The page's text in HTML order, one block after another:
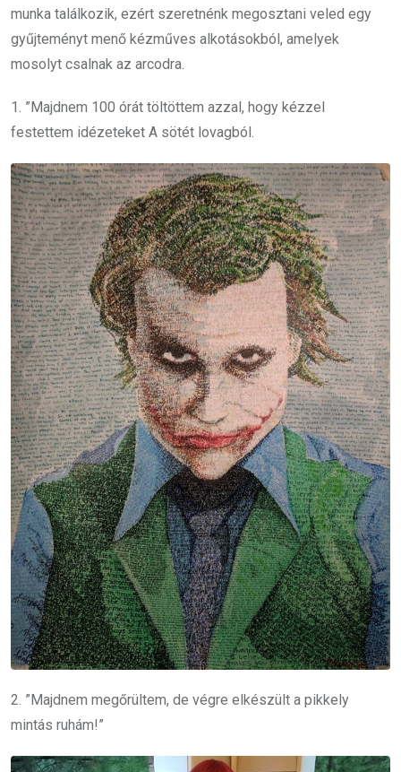
munka találkozik, ezért szeretnénk megosztani veled egy
gyűjteményt menő kézműves alkotásokból, amelyek
mosolyt csalnak az arcodra.
1. ”Majdnem 100 órát töltöttem azzal, hogy kézzel
festettem idézeteket A sötét lovagból.
2. ”Majdnem megőrültem, de végre elkészült a pikkely
mintás ruhám!”